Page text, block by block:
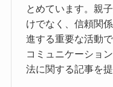
とめています。親
けでなく、信頼関
進する重要な活動
コミュニケーショ
法に関する記事を